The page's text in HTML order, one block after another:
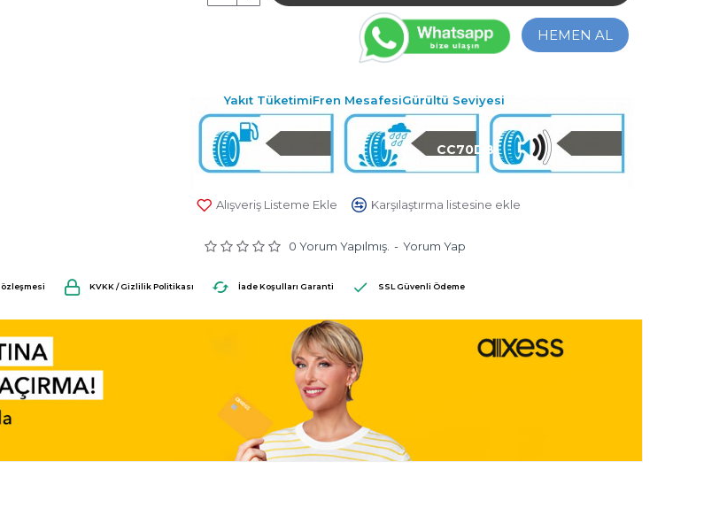
CC70DB
0 Yorum Yapılmış. - Yorum Yap
HEMEN AL
Alışveriş Listeme Ekle Karşılaştırma listesine ekle
Yakıt TüketimiFren MesafesiGürültü Seviyesi
KVKK / Gizlilik Politikası İade Koşulları Garanti SSL Güvenli Ödeme